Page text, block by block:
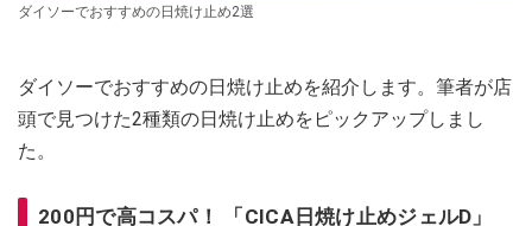
ダイソーでおすすめの日焼け止め2選
ダイソーでおすすめの日焼け止めを紹介します。筆者が店
頭で見つけた2種類の日焼け止めをピックアップしまし
た。
200円で高コスパ！ 「CICA日焼け止めジェルD」